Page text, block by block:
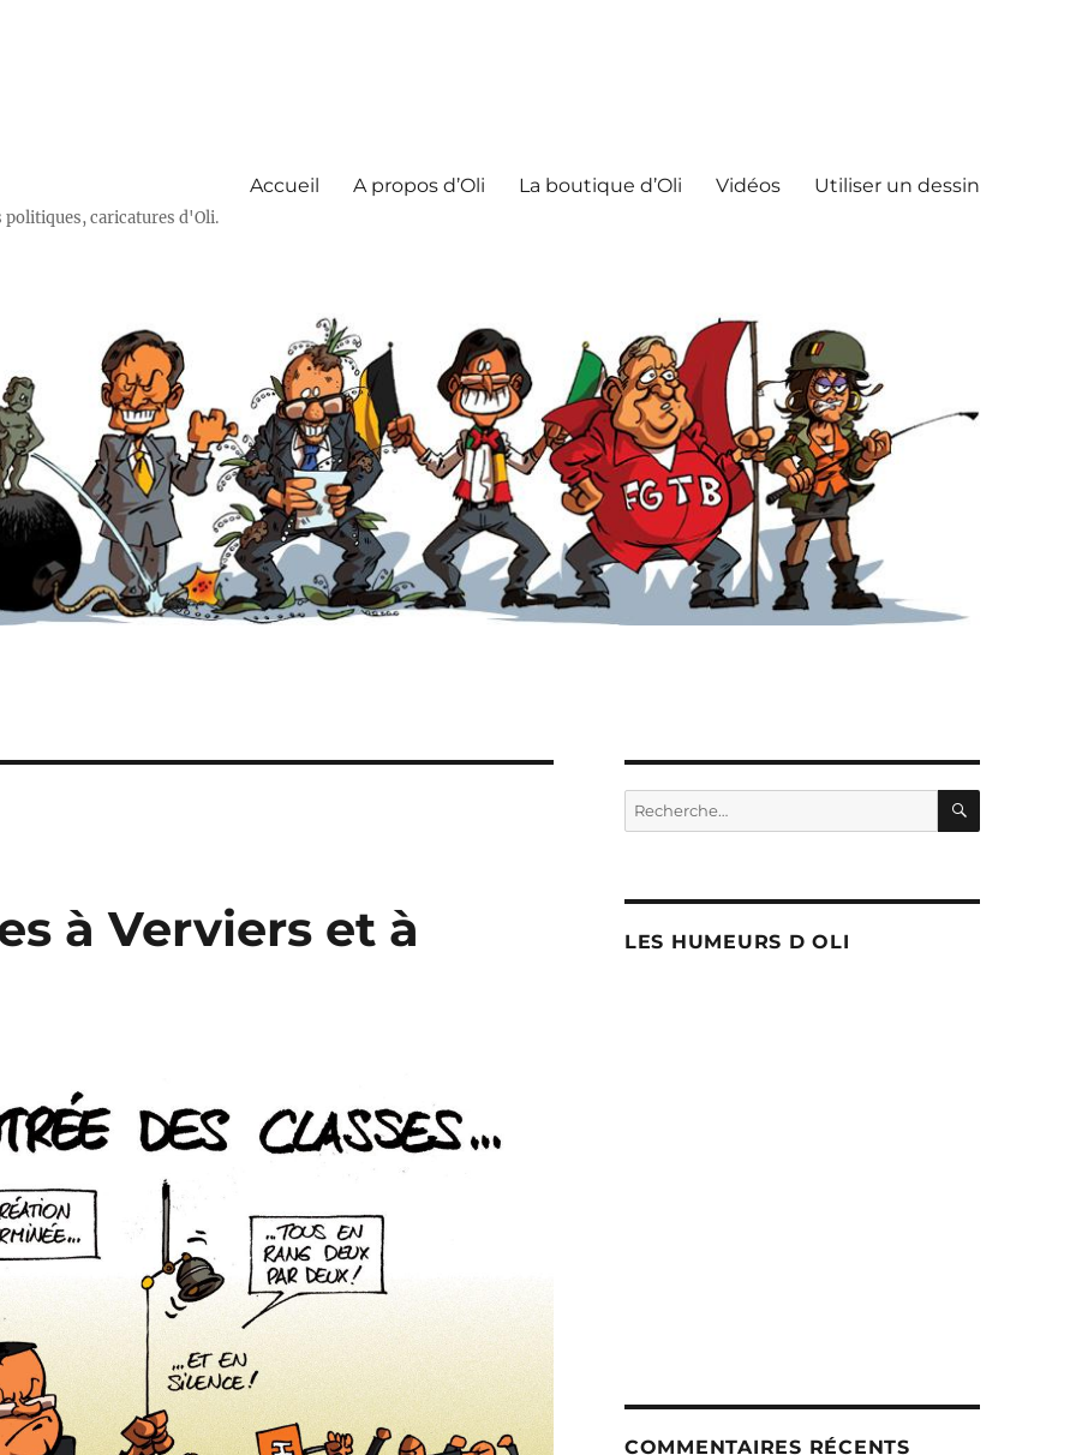
caricatures d'Oli.
Accueil A propos d’Oli La boutique d’Oli Vidéos Utiliser un dessin
à Verviers et à
Recherche
pour :
LES HUMEURS D OLI
COMMENTAIRES RÉCENTS